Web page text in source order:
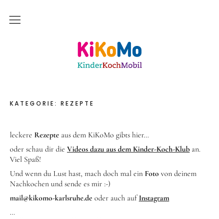
Kinderkochmobil KiKoMo Karlsruhe
Start
Mein Team
Meine Freunde
Saisonal – Regional – Bio
Wir sind “in-Form”
Anerkannt als “BNE”-Akteur
Mein erstes Jahr
KATEGORIE: REZEPTE
leckere Rezepte aus dem KiKoMo gibts hier…
oder schau dir die Videos dazu aus dem Kinder-Koch-Klub an.
Viel Spaß!
Und wenn du Lust hast, mach doch mal ein Foto von deinem
Nachkochen und sende es mir :-)
mail@kikomo-karlsruhe.de oder auch aufInstagram
…